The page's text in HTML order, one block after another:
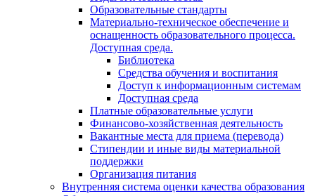
Образовательные стандарты
Материально-техническое обеспечение и
оснащенность образовательного процесса.
Доступная среда.
Библиотека
Средства обучения и воспитания
Доступ к информационным системам
Доступная среда
Платные образовательные услуги
Финансово-хозяйственная деятельность
Вакантные места для приема (перевода)
Стипендии и иные виды материальной
поддержки
Организация питания
Внутренняя система оценки качества образования